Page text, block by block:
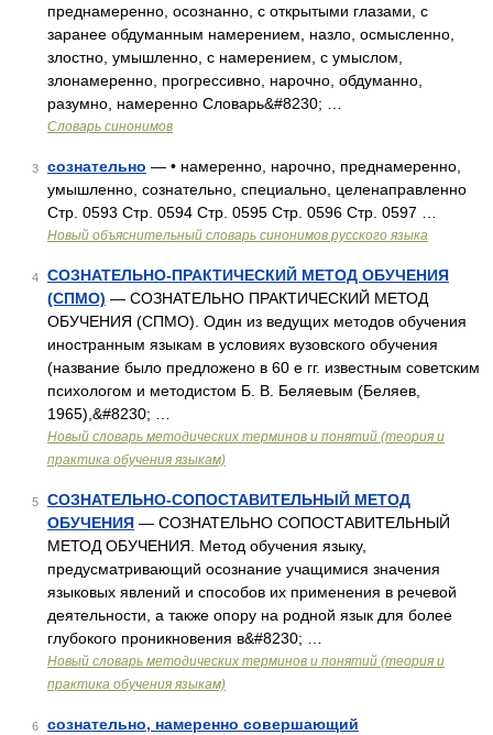
преднамеренно, осознанно, с открытыми глазами, с
заранее обдуманным намерением, назло, осмысленно,
злостно, умышленно, с намерением, с умыслом,
злонамеренно, прогрессивно, нарочно, обдуманно,
разумно, намеренно Словарь&#8230; …
Словарь синонимов
3 сознательно — • намеренно, нарочно, преднамеренно,
умышленно, сознательно, специально, целенаправленно
Стр. 0593 Стр. 0594 Стр. 0595 Стр. 0596 Стр. 0597 …
Новый объяснительный словарь синонимов русского языка
4
СОЗНАТЕЛЬНО-ПРАКТИЧЕСКИЙ МЕТОД ОБУЧЕНИЯ
(СПМО) — СОЗНАТЕЛЬНО ПРАКТИЧЕСКИЙ МЕТОД
ОБУЧЕНИЯ (СПМО). Один из ведущих методов обучения
иностранным языкам в условиях вузовского обучения
(название было предложено в 60 е гг. известным советским
психологом и методистом Б. В. Беляевым (Беляев,
1965),&#8230; …
Новый словарь методических терминов и понятий (теория и
практика обучения языкам)
5
СОЗНАТЕЛЬНО-СОПОСТАВИТЕЛЬНЫЙ МЕТОД
ОБУЧЕНИЯ — СОЗНАТЕЛЬНО СОПОСТАВИТЕЛЬНЫЙ
МЕТОД ОБУЧЕНИЯ. Метод обучения языку,
предусматривающий осознание учащимися значения
языковых явлений и способов их применения в речевой
деятельности, а также опору на родной язык для более
глубокого проникновения в&#8230; …
Новый словарь методических терминов и понятий (теория и
практика обучения языкам)
6
сознательно, намеренно совершающий